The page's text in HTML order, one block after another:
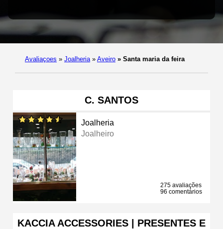
Avaliaçoes » Joalheria » Aveiro » Santa maria da feira
C. SANTOS
Joalheria
Joalheiro
275 avaliações
96 comentários
KACCIA ACCESSORIES | PRESENTES E